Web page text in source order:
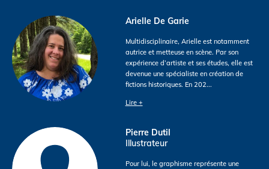
Arielle De Garie
Multidisciplinaire, Arielle est notamment
autrice et metteuse en scène. Par son
expérience d’artiste et ses études, elle est
devenue une spécialiste en création de
fictions historiques. En 202...
Lire +
Pierre Dutil
Illustrateur
Pour lui, le graphisme représente une